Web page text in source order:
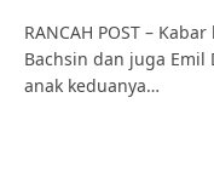
RANCAH POST –
Bachsin dan juga
anak keduanya…